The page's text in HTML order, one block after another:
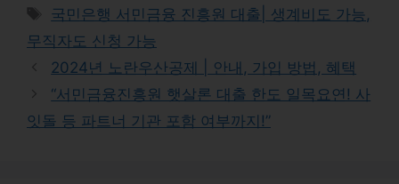
Tags
국민은행 서민금융 진흥원 대출| 생계비도 가능,
무직자도 신청 가능
2024년 노란우산공제 | 안내, 가입 방법, 혜택
“서민금융진흥원 햇살론 대출 한도 일목요연! 사
잇돌 등 파트너 기관 포함 여부까지!”